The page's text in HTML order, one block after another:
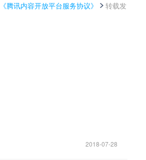
《腾讯内容开放平台服务协议》
转载发
2018-07-28